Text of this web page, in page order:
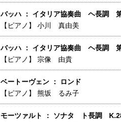
バッハ ： イタリア協奏曲 ヘ長調
【ピアノ】小川 真由美
バッハ ： イタリア協奏曲 ヘ長調
【ピアノ】 宗像 由貴
ベートーヴェン ： ロンド
【ピアノ】熊坂 るみ子
モーツァルト ： ソナタ ト長調